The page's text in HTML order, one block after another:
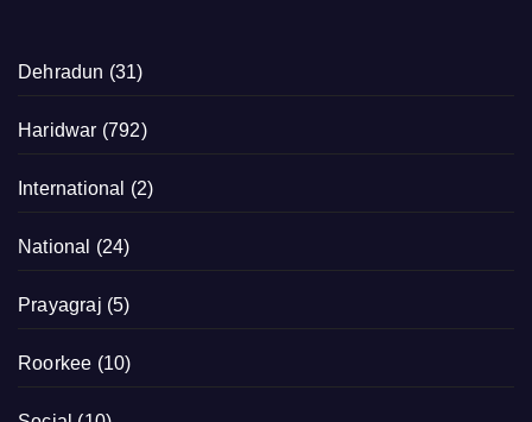
Dehradun (31)
Haridwar (792)
International (2)
National (24)
Prayagraj (5)
Roorkee (10)